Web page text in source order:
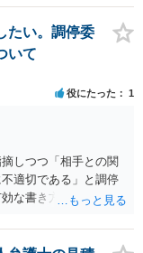
たい。調停委
いて
役にたった 1
しつつ「相手との関
適切である」と調停
な書き方やポイント
が有効な解決策であ